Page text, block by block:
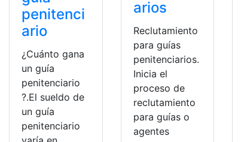
penitenci
ario
¿Cuánto gana
un guía
penitenciario
?.El sueldo de
un guía
penitenciario
arios
Reclutamiento
para guías
penitenciarios.
Inicia el
proceso de
reclutamiento
para guías o
agentes